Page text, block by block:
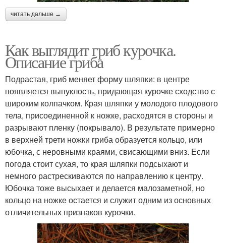
читать дальше →
Как выглядит гриб курочка.
Описание гриба
Подрастая, гриб меняет форму шляпки: в центре
появляется выпуклость, придающая курочке сходство с
широким колпачком. Края шляпки у молодого плодового
тела, присоединенной к ножке, расходятся в стороны и
разрывают пленку (покрывало). В результате примерно
в верхней трети ножки гриба образуется кольцо, или
юбочка, с неровными краями, свисающими вниз. Если
погода стоит сухая, то края шляпки подсыхают и
немного растрескиваются по направлению к центру.
Юбочка тоже высыхает и делается малозаметной, но
кольцо на ножке остается и служит одним из основных
отличительных признаков курочки.